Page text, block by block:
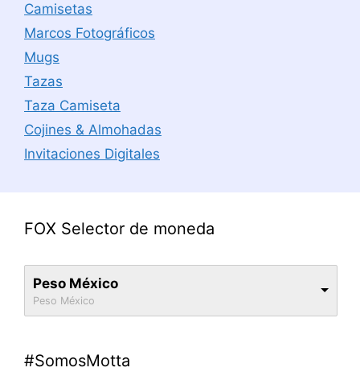
Camisetas
Marcos Fotográficos
Mugs
Tazas
Taza Camiseta
Cojines & Almohadas
Invitaciones Digitales
FOX Selector de moneda
Peso México
Peso México
#SomosMotta